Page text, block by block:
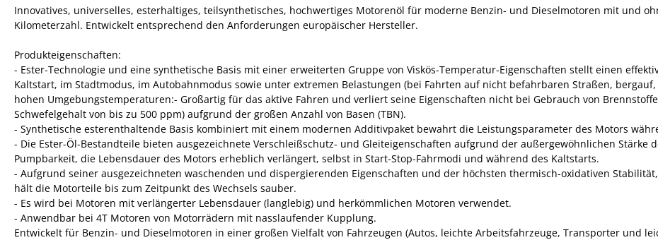
Innovatives, universelles, esterhaltiges, teilsynthetisches, hochwertiges Motorenöl für moderne Benzin- und Dieselmotoren mit und
Kilometerzahl. Entwickelt entsprechend den Anforderungen europäischer Hersteller.
Produkteigenschaften:
- Ester-Technologie und eine synthetische Basis mit einer erweiterten Gruppe von Viskös-Temperatur-Eigenschaften stellt einen
Kaltstart, im Stadtmodus, im Autobahnmodus sowie unter extremen Belastungen (bei Fahrten auf nicht befahrbaren Straßen,
hohen Umgebungstemperaturen:- Großartig für das aktive Fahren und verliert seine Eigenschaften nicht bei Gebrauch von
Schwefelgehalt von bis zu 500 ppm) aufgrund der großen Anzahl von Basen (TBN).
- Synthetische esterenthaltende Basis kombiniert mit einem modernen Additivpaket bewahrt die Leistungsparameter des Motors
- Die Ester-Öl-Bestandteile bieten ausgezeichnete Verschleißschutz- und Gleiteigenschaften aufgrund der außergewöhnlichen Stärke
Pumpbarkeit, die Lebensdauer des Motors erheblich verlängert, selbst in Start-Stop-Fahrmodi und während des Kaltstarts.
- Aufgrund seiner ausgezeichneten waschenden und dispergierenden Eigenschaften und der höchsten thermisch-oxidativen
hält die Motorteile bis zum Zeitpunkt des Wechsels sauber.
- Es wird bei Motoren mit verlängerter Lebensdauer (langlebig) und herkömmlichen Motoren verwendet.
- Anwendbar bei 4T Motoren von Motorrädern mit nasslaufender Kupplung.
Entwickelt für Benzin- und Dieselmotoren in einer großen Vielfalt von Fahrzeugen (Autos, leichte Arbeitsfahrzeuge, Transporter und